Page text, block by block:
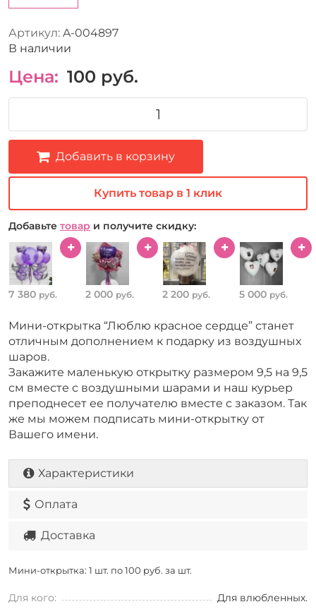
Артикул: A-004897
В наличии
Цена: 100 руб.
Добавить в корзину
Купить товар в 1 клик
Добавьте товар и получите скидку:
7 380 руб. 2 000 руб. 2 200 руб. 5 000 руб.
Мини-открытка “Люблю красное сердце” станет
отличным дополнением к подарку из воздушных
шаров.
Закажите маленькую открытку размером 9,5 на 9,5
см вместе с воздушными шарами и наш курьер
преподнесет ее получателю вместе с заказом. Так
же мы можем подписать мини-открытку от
Вашего имени.
Характеристики
Оплата
Доставка
Мини-открытка: 1 шт. по 100 руб. за шт.
Для кого: Для влюбленных.